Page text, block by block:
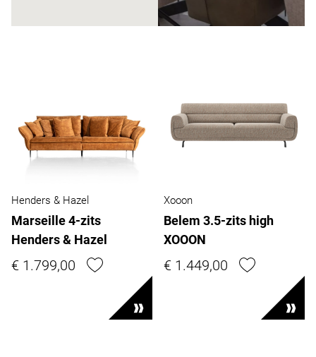
Henders & Hazel
Marseille 4-zits
Henders & Hazel
€ 1.799,00
Xooon
Belem 3.5-zits high
XOOON
€ 1.449,00